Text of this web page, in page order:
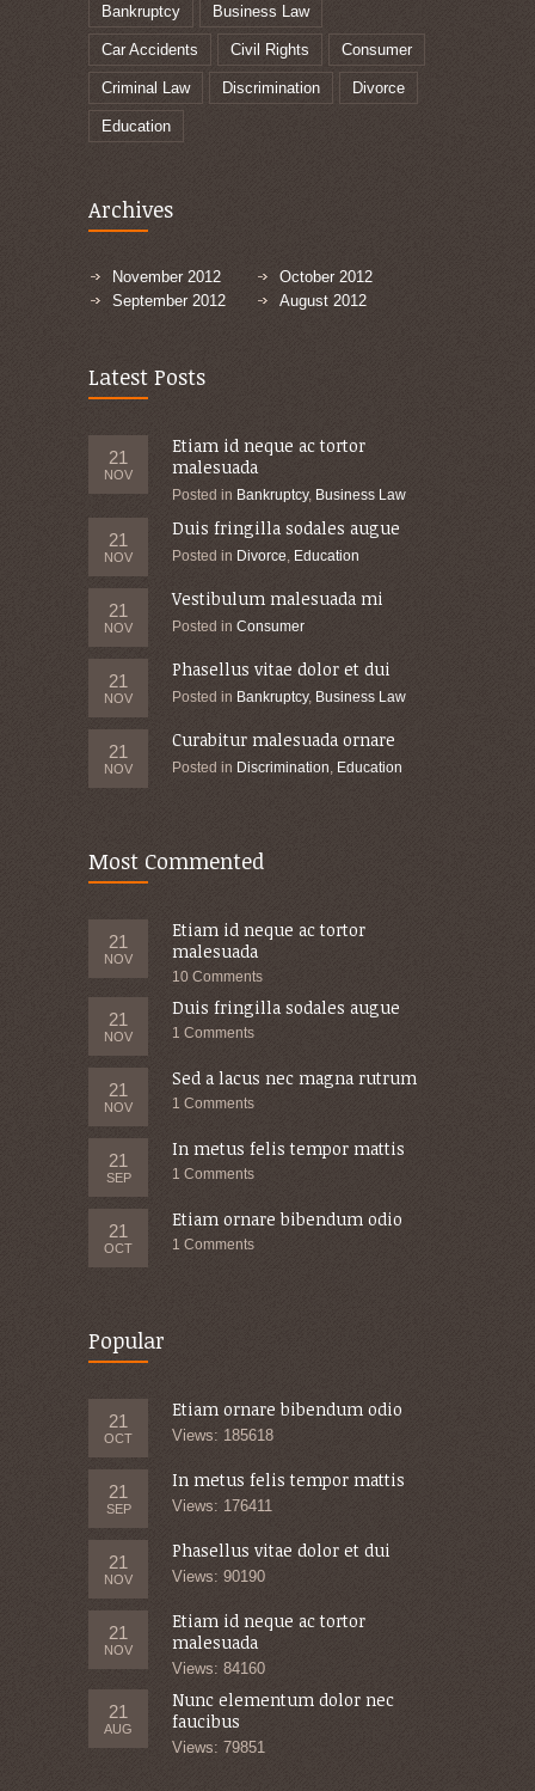
Bankruptcy Business Law
Car Accidents Civil Rights Consumer
Criminal Law Discrimination Divorce
Education
Archives
November 2012
October 2012
September 2012
August 2012
Latest Posts
21
NOV
Etiam id neque ac tortor
malesuada
Posted in Bankruptcy, Business Law
21
NOV
Duis fringilla sodales augue
Posted in Divorce Education
21
NOV
Vestibulum malesuada mi
Posted in Consumer
21
NOV
Phasellus vitae dolor et dui
Posted in Bankruptcy, Business Law
21
NOV
Curabitur malesuada ornare
Posted in Discrimination Education
Most Commented
21
NOV
Etiam id neque ac tortor
malesuada
10 Comments
21
NOV
Duis fringilla sodales augue
1 Comments
21
NOV
Sed a lacus nec magna rutrum
1 Comments
21
SEP
In metus felis tempor mattis
1 Comments
21
OCT
Etiam ornare bibendum odio
1 Comments
Popular
21
OCT
Etiam ornare bibendum odio
Views: 185618
21
SEP
In metus felis tempor mattis
Views: 176411
21
NOV
Phasellus vitae dolor et dui
Views: 90190
21
NOV
Etiam id neque ac tortor
malesuada
Views: 84160
21
AUG
Nunc elementum dolor nec
faucibus
Views: 79851